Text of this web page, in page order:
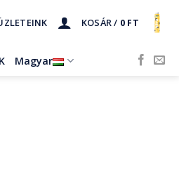
KOSÁR / 0 FT
Magyar